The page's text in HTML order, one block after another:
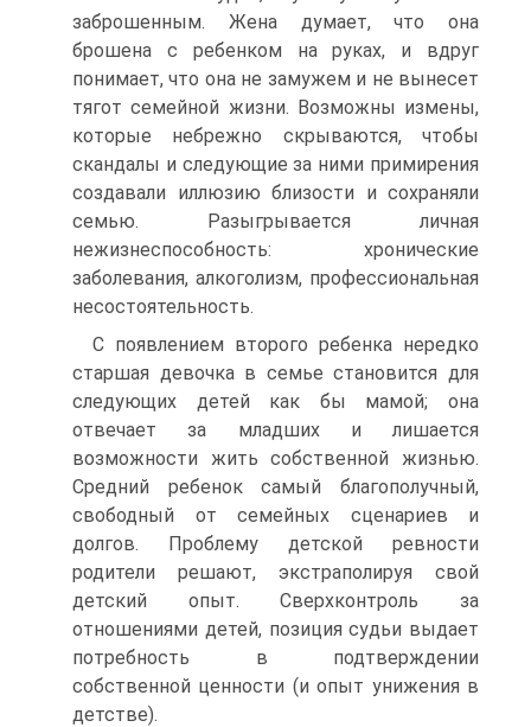
заброшенным. Жена думает, что она
брошена с ребенком на руках, и вдруг
понимает, что она не замужем и не вынесет
тягот семейной жизни. Возможны измены,
которые небрежно скрываются, чтобы
скандалы и следующие за ними примирения
создавали иллюзию близости и сохраняли
семью. Разыгрывается личная
нежизнеспособность: хронические
заболевания, алкоголизм, профессиональная
несостоятельность.
С появлением второго ребенка нередко
старшая девочка в семье становится для
следующих детей как бы мамой; она
отвечает за младших и лишается
возможности жить собственной жизнью.
Средний ребенок самый благополучный,
свободный от семейных сценариев и
долгов. Проблему детской ревности
родители решают, экстраполируя свой
детский опыт. Сверхконтроль за
отношениями детей, позиция судьи выдает
потребность в подтверждении
собственной ценности (и опыт унижения в
детстве).